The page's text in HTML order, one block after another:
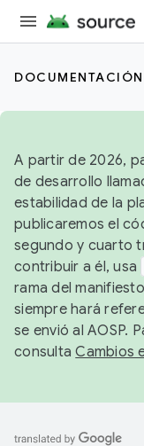
DOCUMENTACIÓN
A partir de 2026,
de desarrollo
estabilidad de la
publicaremos el
segundo y cuarto
contribuir a él, usa
rama del manifiesto
siempre hará
se envió al AOSP.
consultaCambios